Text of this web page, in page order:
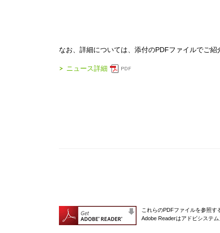
なお、詳細については、添付のPDFファイルでご紹
ニュース詳細
これらのPDFファイルを参照す
Adobe Readerはアドビシステ